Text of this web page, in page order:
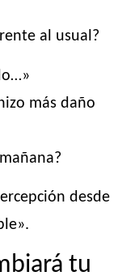
al usual?
más daño
desde
tu